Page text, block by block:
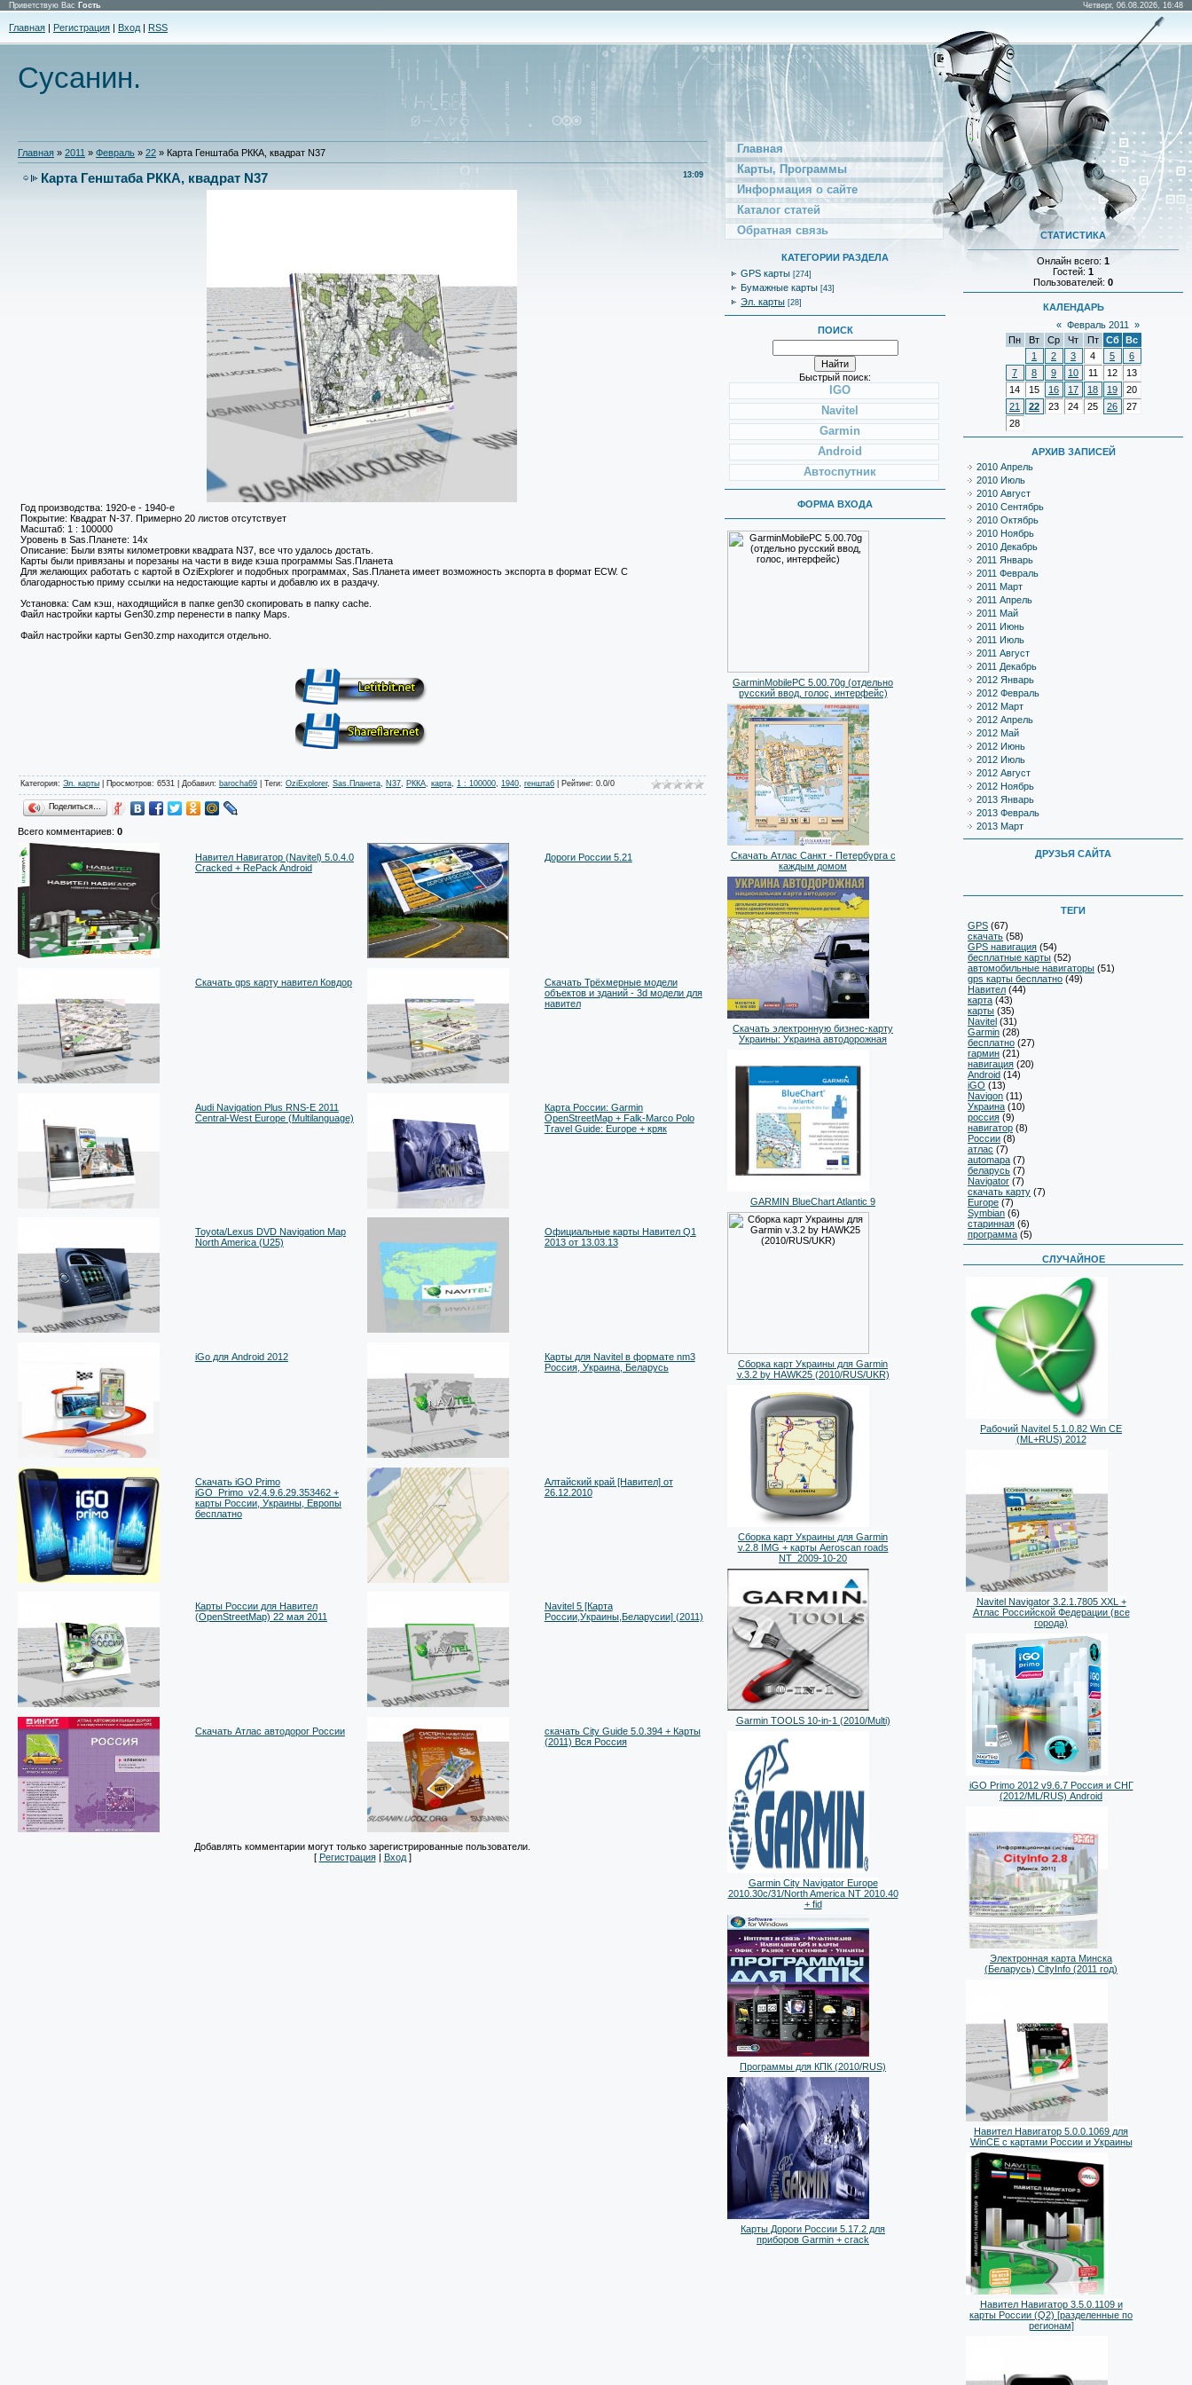
Приветствую Вас Гость Четверг, 06.08.2026, 16:48
Главная | Регистрация | Вход | RSS
Сусанин.
Главная » 2011 » Февраль » 22 » Карта Генштаба РККА, квадрат N37
13:09
Карта Генштаба РККА, квадрат N37
Год производства: 1920-e - 1940-e
Покрытие: Квадрат N-37. Примерно 20 листов отсутствует
Масштаб: 1 : 100000
Уровень в Sas.Планете: 14х
Описание: Были взяты километровки квадрата N37, все что удалось достать.
Карты были привязаны и порезаны на части в виде кэша программы Sas.Планета
Для желающих работать с картой в OziExplorer и подобных программах, Sas.Планета имеет возможность экспорта в формат ECW. С
благодарностью приму ссылки на недостающие карты и добавлю их в раздачу.
Установка: Сам кэш, находящийся в папке gen30 скопировать в папку cache.
Файл настройки карты Gen30.zmp перенести в папку Maps.
Файл настройки карты Gen30.zmp находится отдельно.
Категория: Эл. карты Просмотров: 6531 | Добавил: barocha69 Теги: OziExplorer, Sas.Планета, N37, РККА, карта, 1 : 100000, 1940, генштаб Рейтинг: 0.0/0
Поделиться…
Всего комментариев: 0
Навител Навигатор (Navitel) 5.0.4.0
Cracked + RePack Android
Дороги России 5.21
Скачать gps карту навител Ковдор
Скачать Трёхмерные модели
объектов и зданий - 3d модели для
навител
Audi Navigation Plus RNS-E 2011
Central-West Europe (Multilanguage)
Карта России: Garmin
OpenStreetMap + Falk-Marco Polo
Travel Guide: Europe + кряк
Toyota/Lexus DVD Navigation Map
North America (U25)
Официальные карты Навител Q1
2013 от 13.03.13
iGo для Android 2012
Карты для Navitel в формате nm3
Россия, Украина, Беларусь
Скачать iGO Primo
iGO_Primo_v2.4.9.6.29.353462 +
карты России, Украины, Европы
бесплатно
Алтайский край [Навител] от
26.12.2010
Карты России для Навител
(OpenStreetMap) 22 мая 2011
Navitel 5 [Карта
России,Украины,Беларусии] (2011)
Скачать Атлас автодорог России
cкачать City Guide 5.0.394 + Карты
(2011) Вся Россия
Добавлять комментарии могут только зарегистрированные пользователи.
[ Регистрация| Вход]
Главная
Карты, Программы
Информация о сайте
Каталог статей
Обратная связь
КАТЕГОРИИ РАЗДЕЛА
GPS карты [274]
Бумажные карты [43]
Эл. карты [28]
ПОИСК
Быстрый поиск:
IGO
Navitel
Garmin
Android
Автоспутник
ФОРМА ВХОДА
GarminMobilePC 5.00.70g (отдельно
русский ввод, голос, интерфейс)
Скачать Атлас Санкт - Петербурга с
каждым домом
Скачать электронную бизнес-карту
Украины: Украина автодорожная
GARMIN BlueChart Atlantic 9
Сборка карт Украины для Garmin
v.3.2 by HAWK25 (2010/RUS/UKR)
Сборка карт Украины для Garmin
v.2.8 IMG + карты Aeroscan roads
NT_2009-10-20
Garmin TOOLS 10-in-1 (2010/Multi)
Garmin City Navigator Europe
2010.30c/31/North America NT 2010.40
+ fid
Программы для КПК (2010/RUS)
Карты Дороги России 5.17.2 для
приборов Garmin + crack
СТАТИСТИКА
Онлайн всего: 1
Гостей: 1
Пользователей: 0
КАЛЕНДАРЬ
« Февраль 2011
»
Пн
Вт Ср Чт Пт Сб
Вс
1
2 3 4 5
6
7
8 9 10 11 12
13
14
15 16 17 18 19
20
21
22 23 24 25 26
27
28
АРХИВ ЗАПИСЕЙ
2010 Апрель
2010 Июль
2010 Август
2010 Сентябрь
2010 Октябрь
2010 Ноябрь
2010 Декабрь
2011 Январь
2011 Февраль
2011 Март
2011 Апрель
2011 Май
2011 Июнь
2011 Июль
2011 Август
2011 Декабрь
2012 Январь
2012 Февраль
2012 Март
2012 Апрель
2012 Май
2012 Июнь
2012 Июль
2012 Август
2012 Ноябрь
2013 Январь
2013 Февраль
2013 Март
ДРУЗЬЯ САЙТА
ТЕГИ
GPS (67)
скачать (58)
GPS навигация (54)
бесплатные карты (52)
автомобильные навигаторы (51)
gps карты бесплатно (49)
Навител (44)
карта (43)
карты (35)
Navitel (31)
Garmin (28)
бесплатно (27)
гармин (21)
навигация (20)
Android (14)
iGO (13)
Navigon (11)
Украина (10)
россия (9)
навигатор (8)
России (8)
атлас (7)
automapa (7)
беларусь (7)
Navigator (7)
скачать карту (7)
Europe (7)
Symbian (6)
старинная (6)
программа (5)
СЛУЧАЙНОЕ
Рабочий Navitel 5.1.0.82 Win CE
(ML+RUS) 2012
Navitel Navigator 3.2.1.7805 XXL +
Атлас Российской Федерации (все
города)
iGO Primo 2012 v9.6.7 Россия и СНГ
(2012/ML/RUS) Android
Электронная карта Минска
(Беларусь) CityInfo (2011 год)
Навител Навигатор 5.0.0.1069 для
WinCE с картами России и Украины
Навител Навигатор 3.5.0.1109 и
карты России (Q2) [разделенные по
регионам]